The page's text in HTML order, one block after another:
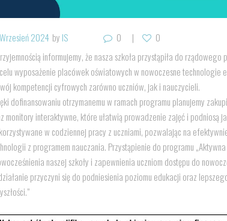
2024 by IS 0
0
informujemy, że nasza szkoła przystąpiła do
wyposażenie placówek oświatowych w nowoczesne technologie
kompetencji cyfrowych zarówno uczniów, jak i nauczycieli.
dofinansowaniu otrzymanemu w ramach programu planujemy
monitory interaktywne, które ułatwią prowadzenie zajęć i podniosą
w codziennej pracy z uczniami, pozwalając na
z programem nauczania. Przystąpienie do programu
naszej szkoły i zapewnienia uczniom dostępu do
przyczyni się do podniesienia poziomu edukacji oraz